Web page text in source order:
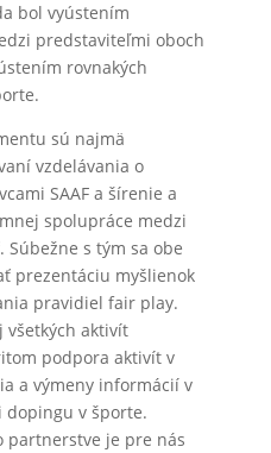
bol vyústením
predstaviteľmi oboch
rovnakých
sú najmä
vzdelávania o
SAAF a šírenie a
spolupráce medzi
s tým sa obe
prezentáciu myšlienok
pravidiel fair play.
všetkých aktivít
podpora aktivít v
a výmeny informácií v
v športe.
partnerstve je pre nás